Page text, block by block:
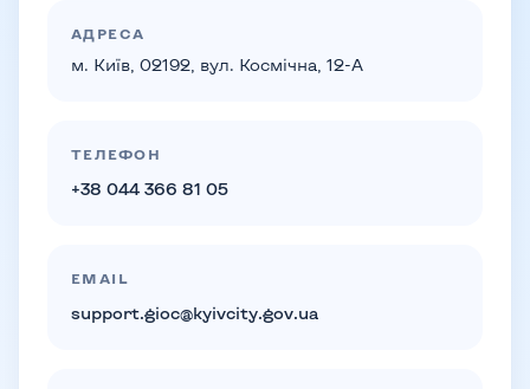
АДРЕСА
м. Київ, 02192, вул. Космічна, 12-А
ТЕЛЕФОН
+38 044 366 81 05
EMAIL
support.gioc@kyivcity.gov.ua